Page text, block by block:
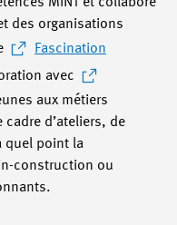
des organisations
Fascination
avec
aux métiers
d’ateliers, de
quel point la
construction ou